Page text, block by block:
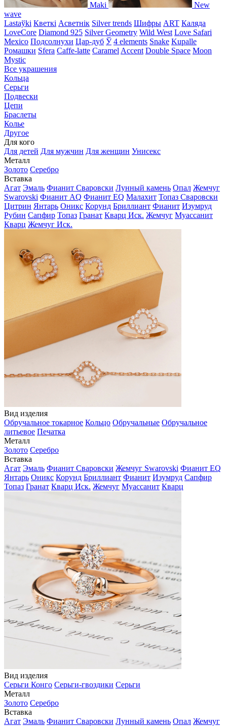
Maki
New
wave
Lastaўki Кветкі Асветнiк Silver trends Шифры ART Каляда
LoveCore Diamond 925 Silver Geometry Wild West Love Safari
Mexico Подсолнухи Цар-дуб Ў 4 elements Snake Kupalle
Ромашки Sfera Caffe-latte Caramel Accent Double Space Moon
Mystic
Все украшения
Кольца
Серьги
Подвески
Цепи
Браслеты
Колье
Другое
Для кого
Для детей Для мужчин Для женщин Унисекс
Металл
Золото Серебро
Вставка
Агат Эмаль Фианит Сваровски Лунный камень Опал Жемчуг
Swarovski Фианит AQ Фианит EQ Малахит Топаз Сваровски
Цитрин Янтарь Оникс Корунд Бриллиант Фианит Изумруд
Рубин Сапфир Топаз Гранат Кварц Иск. Жемчуг Муассанит
Кварц Жемчуг Иск.
Вид изделия
Обручальное токарное Кольцо Обручальные Обручальное
литьевое Печатка
Металл
Золото Серебро
Вставка
Агат Эмаль Фианит Сваровски Жемчуг Swarovski Фианит EQ
Янтарь Оникс Корунд Бриллиант Фианит Изумруд Сапфир
Топаз Гранат Кварц Иск. Жемчуг Муассанит Кварц
Вид изделия
Серьги Конго Серьги-гвоздики Серьги
Металл
Золото Серебро
Вставка
Агат Эмаль Фианит Сваровски Лунный камень Опал Жемчуг